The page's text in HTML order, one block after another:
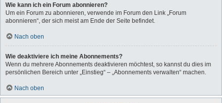
Wie kann ich ein Forum abonnieren?
Um ein Forum zu abonnieren, verwende im Forum den Link „Forum
abonnieren“, der sich meist am Ende der Seite befindet.
Nach oben
Wie deaktiviere ich meine Abonnements?
Wenn du mehrere Abonnements deaktivieren möchtest, so kannst du dies im
persönlichen Bereich unter „Einstieg“ – „Abonnements verwalten“ machen.
Nach oben